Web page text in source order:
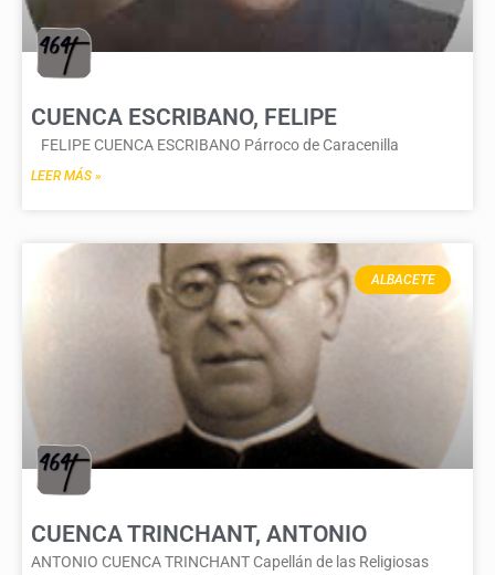
CUENCA ESCRIBANO, FELIPE
FELIPE CUENCA ESCRIBANO Párroco de Caracenilla
LEER MÁS »
ALBACETE
CUENCA TRINCHANT, ANTONIO
ANTONIO CUENCA TRINCHANT Capellán de las Religiosas